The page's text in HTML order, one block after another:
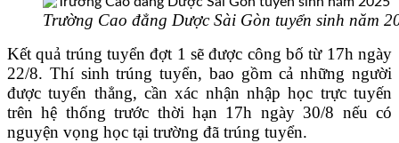
Trường Cao đẳng Dược Sài Gòn tuyển sinh năm
Kết quả trúng tuyển đợt 1 sẽ được công bố từ 17h ngày
22/8. Thí sinh trúng tuyển, bao gồm cả những người
được tuyển thẳng, cần xác nhận nhập học trực tuyến
trên hệ thống trước thời hạn 17h ngày 30/8 nếu có
nguyện vọng học tại trường đã trúng tuyển.